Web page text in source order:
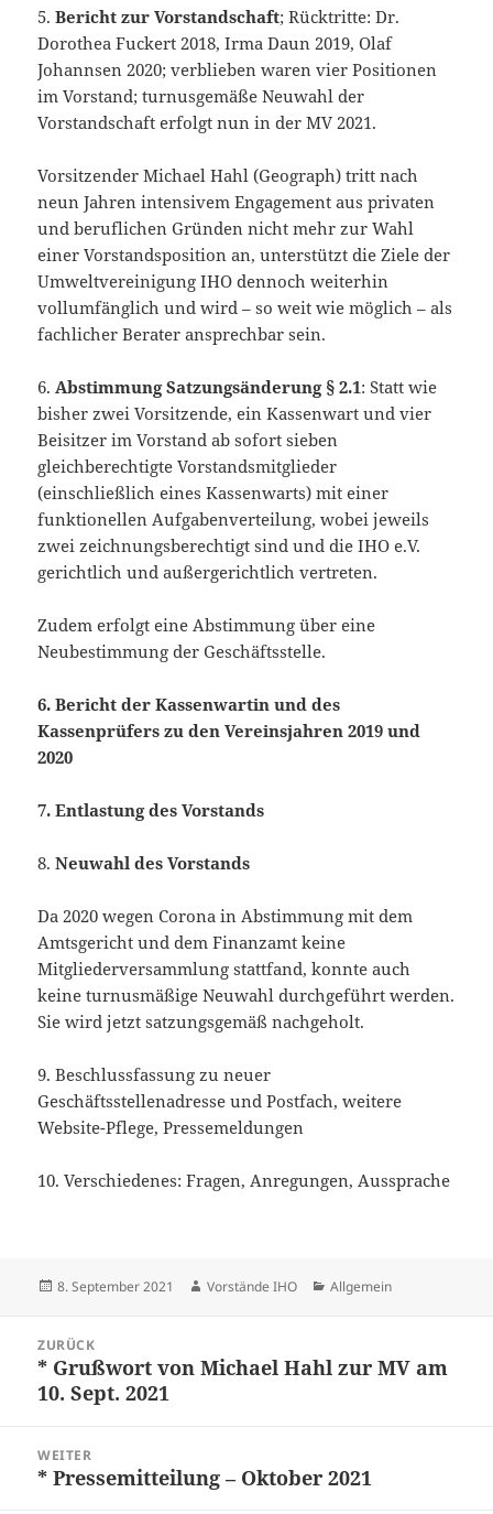
5. Bericht zur Vorstandschaft; Rücktritte: Dr.
Dorothea Fuckert 2018, Irma Daun 2019, Olaf
Johannsen 2020; verblieben waren vier Positionen
im Vorstand; turnusgemäße Neuwahl der
Vorstandschaft erfolgt nun in der MV 2021.
Vorsitzender Michael Hahl (Geograph) tritt nach
neun Jahren intensivem Engagement aus privaten
und beruflichen Gründen nicht mehr zur Wahl
einer Vorstandsposition an, unterstützt die Ziele der
Umweltvereinigung IHO dennoch weiterhin
vollumfänglich und wird – so weit wie möglich – als
fachlicher Berater ansprechbar sein.
6.Abstimmung Satzungsänderung § 2.1: Statt wie
bisher zwei Vorsitzende, ein Kassenwart und vier
Beisitzer im Vorstand ab sofort sieben
gleichberechtigte Vorstandsmitglieder
(einschließlich eines Kassenwarts) mit einer
funktionellen Aufgabenverteilung, wobei jeweils
zwei zeichnungsberechtigt sind und die IHO e.V.
gerichtlich und außergerichtlich vertreten.
Zudem erfolgt eine Abstimmung über eine
Neubestimmung der Geschäftsstelle.
6. Bericht der Kassenwartin und des
Kassenprüfers zu den Vereinsjahren 2019 und
2020
7. Entlastung des Vorstands
8.Neuwahl des Vorstands
Da 2020 wegen Corona in Abstimmung mit dem
Amtsgericht und dem Finanzamt keine
Mitgliederversammlung stattfand, konnte auch
keine turnusmäßige Neuwahl durchgeführt werden.
Sie wird jetzt satzungsgemäß nachgeholt.
9. Beschlussfassung zu neuer
Geschäftsstellenadresse und Postfach, weitere
Website-Pflege, Pressemeldungen
10. Verschiedenes: Fragen, Anregungen, Aussprache
Veröffentlicht
8. September 2021 Autor
Vorstände IHO Kategorien
Allgemein
ZURÜCK
Vorheriger
Beitrag:
* Grußwort von Michael Hahl zur MV am
10. Sept. 2021
WEITER
Nächster
* Pressemitteilung – Oktober 2021